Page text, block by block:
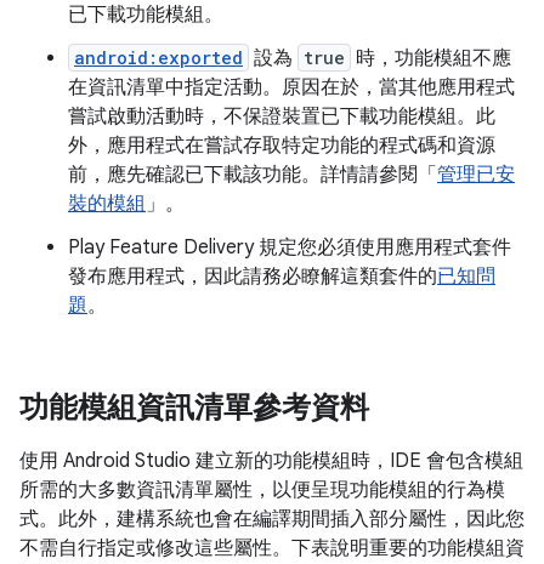
已下載功能模組。
android:exported 設為 true 時，功能模組不應
在資訊清單中指定活動。原因在於，當其他應用程式
嘗試啟動活動時，不保證裝置已下載功能模組。此
外，應用程式在嘗試存取特定功能的程式碼和資源
前，應先確認已下載該功能。詳情請參閱「 管理已安
裝的模組」。
Play Feature Delivery 規定您必須使用應用程式套件
發布應用程式，因此請務必瞭解這類套件的已知問
題。
功能模組資訊清單參考資料
使用 Android Studio 建立新的功能模組時，IDE 會包含模組
所需的大多數資訊清單屬性，以便呈現功能模組的行為模
式。此外，建構系統也會在編譯期間插入部分屬性，因此您
不需自行指定或修改這些屬性。下表說明重要的功能模組資